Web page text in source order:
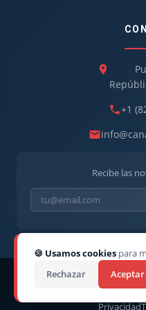
+1
Recibe las
© 2026CanaldelaMona.
Privacidad
🍪 Usamos cookies para
Rechazar
Aceptar